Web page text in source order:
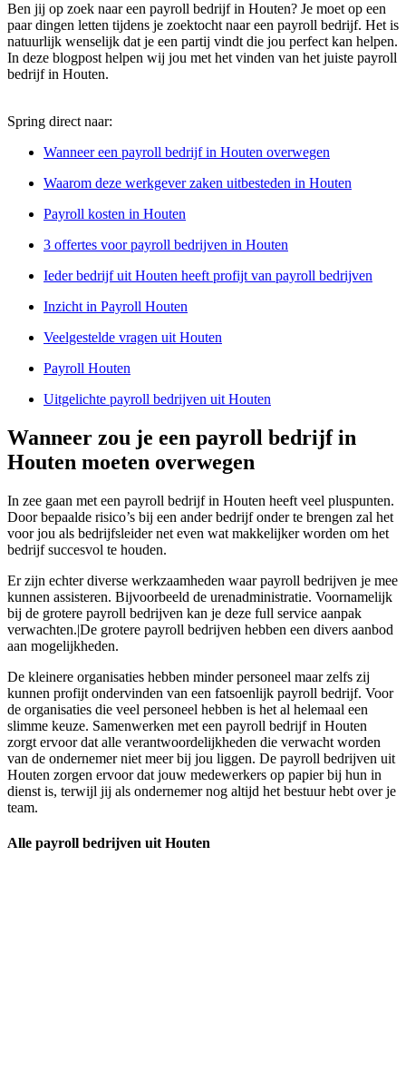
Ben jij op zoek naar een payroll bedrijf in Houten? Je moet op een
paar dingen letten tijdens je zoektocht naar een payroll bedrijf. Het is
natuurlijk wenselijk dat je een partij vindt die jou perfect kan helpen.
In deze blogpost helpen wij jou met het vinden van het juiste payroll
bedrijf in Houten.
Spring direct naar:
Wanneer een payroll bedrijf in Houten overwegen
Waarom deze werkgever zaken uitbesteden in Houten
Payroll kosten in Houten
3 offertes voor payroll bedrijven in Houten
Ieder bedrijf uit Houten heeft profijt van payroll bedrijven
Inzicht in Payroll Houten
Veelgestelde vragen uit Houten
Payroll Houten
Uitgelichte payroll bedrijven uit Houten
Wanneer zou je een payroll bedrijf in
Houten moeten overwegen
In zee gaan met een payroll bedrijf in Houten heeft veel pluspunten.
Door bepaalde risico’s bij een ander bedrijf onder te brengen zal het
voor jou als bedrijfsleider net even wat makkelijker worden om het
bedrijf succesvol te houden.
Er zijn echter diverse werkzaamheden waar payroll bedrijven je mee
kunnen assisteren. Bijvoorbeeld de urenadministratie. Voornamelijk
bij de grotere payroll bedrijven kan je deze full service aanpak
verwachten.|De grotere payroll bedrijven hebben een divers aanbod
aan mogelijkheden.
De kleinere organisaties hebben minder personeel maar zelfs zij
kunnen profijt ondervinden van een fatsoenlijk payroll bedrijf. Voor
de organisaties die veel personeel hebben is het al helemaal een
slimme keuze. Samenwerken met een payroll bedrijf in Houten
zorgt ervoor dat alle verantwoordelijkheden die verwacht worden
van de ondernemer niet meer bij jou liggen. De payroll bedrijven uit
Houten zorgen ervoor dat jouw medewerkers op papier bij hun in
dienst is, terwijl jij als ondernemer nog altijd het bestuur hebt over je
team.
Alle payroll bedrijven uit Houten